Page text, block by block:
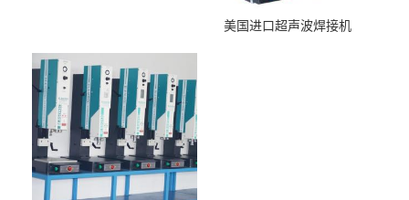
美国进口超声波焊接机